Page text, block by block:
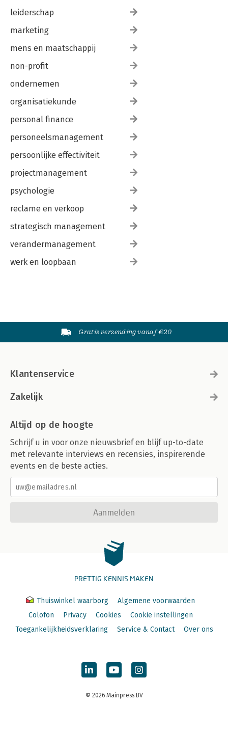
leiderschap
marketing
mens en maatschappij
non-profit
ondernemen
organisatiekunde
personal finance
personeelsmanagement
persoonlijke effectiviteit
projectmanagement
psychologie
reclame en verkoop
strategisch management
verandermanagement
werk en loopbaan
Gratis verzending vanaf €20
Klantenservice
Zakelijk
Altijd op de hoogte
Schrijf u in voor onze nieuwsbrief en blijf up-to-date
met relevante interviews en recensies, inspirerende
events en de beste acties.
Aanmelden
PRETTIG KENNIS MAKEN
Thuiswinkel waarborg
Algemene voorwaarden
Colofon
Privacy Cookies
Cookie instellingen
Toegankelijkheidsverklaring
Service & Contact Over ons
© 2026 Mainpress BV